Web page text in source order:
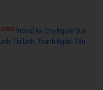
24593 Video] Kẻ Chợ Người Quê -
Tài Linh, Thanh Ngân, Tấn